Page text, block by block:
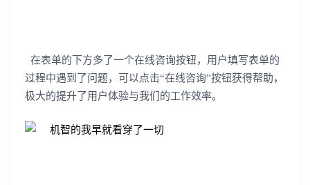
在表单的下方多了一个在线咨询按钮，用户填写表单的
过程中遇到了问题，可以点击“在线咨询”按钮获得帮助，
极大的提升了用户体验与我们的工作效率。